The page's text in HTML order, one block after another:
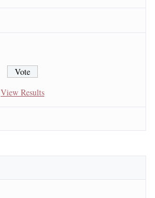
View Results